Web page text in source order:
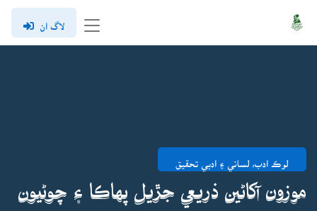
لاگ ان
لوڪ ادب، لساني ۽ ادبي تحقيق
موزون آکاڻين ذريعي جڙيل پهاڪا ۽ چوڻيون